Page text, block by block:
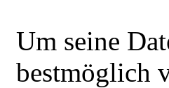
Um seine
bestmöglich